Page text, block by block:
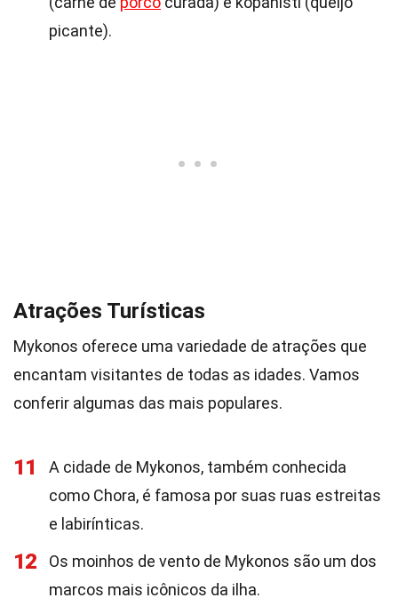
picante).
Atrações Turísticas
Mykonos oferece uma variedade de atrações que
encantam visitantes de todas as idades. Vamos
conferir algumas das mais populares.
11
A cidade de Mykonos, também conhecida
como Chora, é famosa por suas ruas estreitas
e labirínticas.
12
Os moinhos de vento de Mykonos são um dos
marcos mais icônicos da ilha.